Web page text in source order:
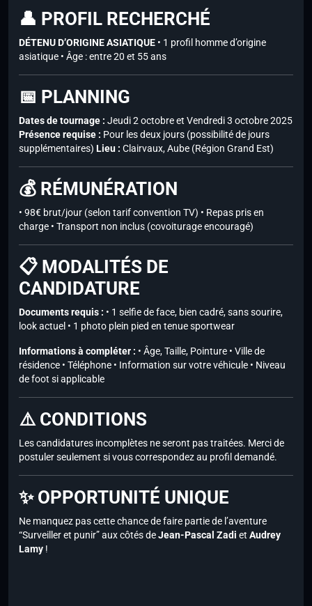
👤 PROFIL RECHERCHÉ
DÉTENU D’ORIGINE ASIATIQUE • 1 profil homme d’origine
asiatique • Âge : entre 20 et 55 ans
📅 PLANNING
Dates de tournage : Jeudi 2 octobre et Vendredi 3 octobre 2025
Présence requise : Pour les deux jours (possibilité de jours
supplémentaires) Lieu : Clairvaux, Aube (Région Grand Est)
💰 RÉMUNÉRATION
• 98€ brut/jour (selon tarif convention TV) • Repas pris en
charge • Transport non inclus (covoiturage encouragé)
📋 MODALITÉS DE
CANDIDATURE
Documents requis : • 1 selfie de face, bien cadré, sans sourire,
look actuel • 1 photo plein pied en tenue sportwear
Informations à compléter : • Âge, Taille, Pointure • Ville de
résidence • Téléphone • Information sur votre véhicule • Niveau
de foot si applicable
⚠️ CONDITIONS
Les candidatures incomplètes ne seront pas traitées. Merci de
postuler seulement si vous correspondez au profil demandé.
✨ OPPORTUNITÉ UNIQUE
Ne manquez pas cette chance de faire partie de l’aventure
“Surveiller et punir” aux côtés deJean-Pascal Zadi et Audrey
Lamy !